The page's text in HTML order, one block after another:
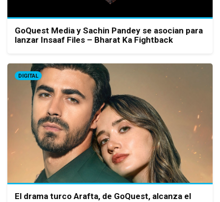
GoQuest Media y Sachin Pandey se asocian para
lanzar Insaaf Files – Bharat Ka Fightback
DIGITAL
El drama turco Arafta, de GoQuest, alcanza el